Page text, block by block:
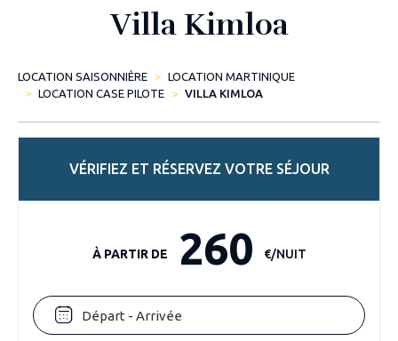
Villa Kimloa
LOCATION SAISONNIÈRE
LOCATION MARTINIQUE
LOCATION CASE PILOTE
VILLA KIMLOA
VÉRIFIEZ ET RÉSERVEZ VOTRE SÉJOUR
À PARTIR DE 260 €/NUIT